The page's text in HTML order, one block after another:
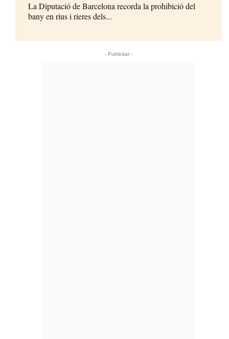
La Diputació de Barcelona recorda la prohibició del
bany en rius i rieres dels...
- Publicitat -